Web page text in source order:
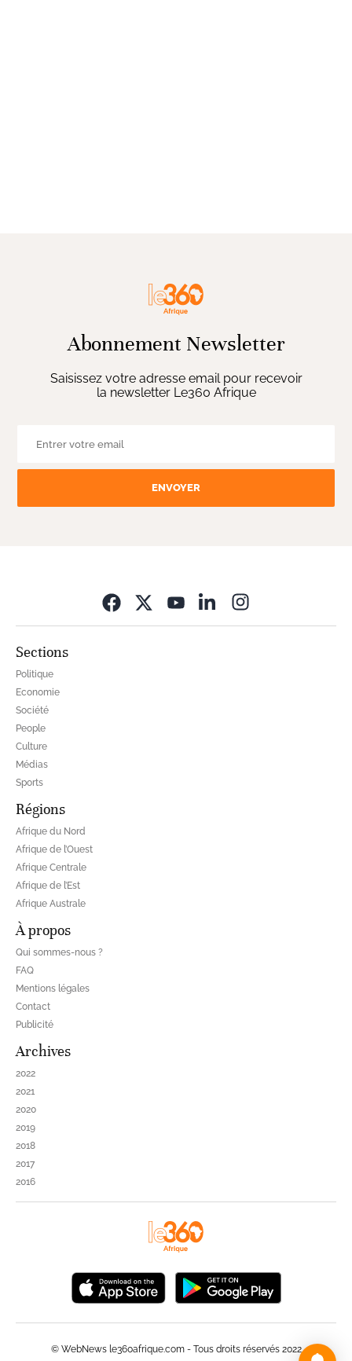
Abonnement Newsletter
Saisissez votre adresse email pour recevoir
la newsletter Le360 Afrique
ENVOYER
Sections
Politique
Economie
Société
People
Culture
Médias
Sports
Régions
Afrique du Nord
Afrique de l’Ouest
Afrique Centrale
Afrique de l’Est
Afrique Australe
À propos
Qui sommes-nous ?
FAQ
Mentions légales
Contact
Publicité
Archives
2022
2021
2020
2019
2018
2017
2016
© WebNews le360afrique.com - Tous droits réservés 2022